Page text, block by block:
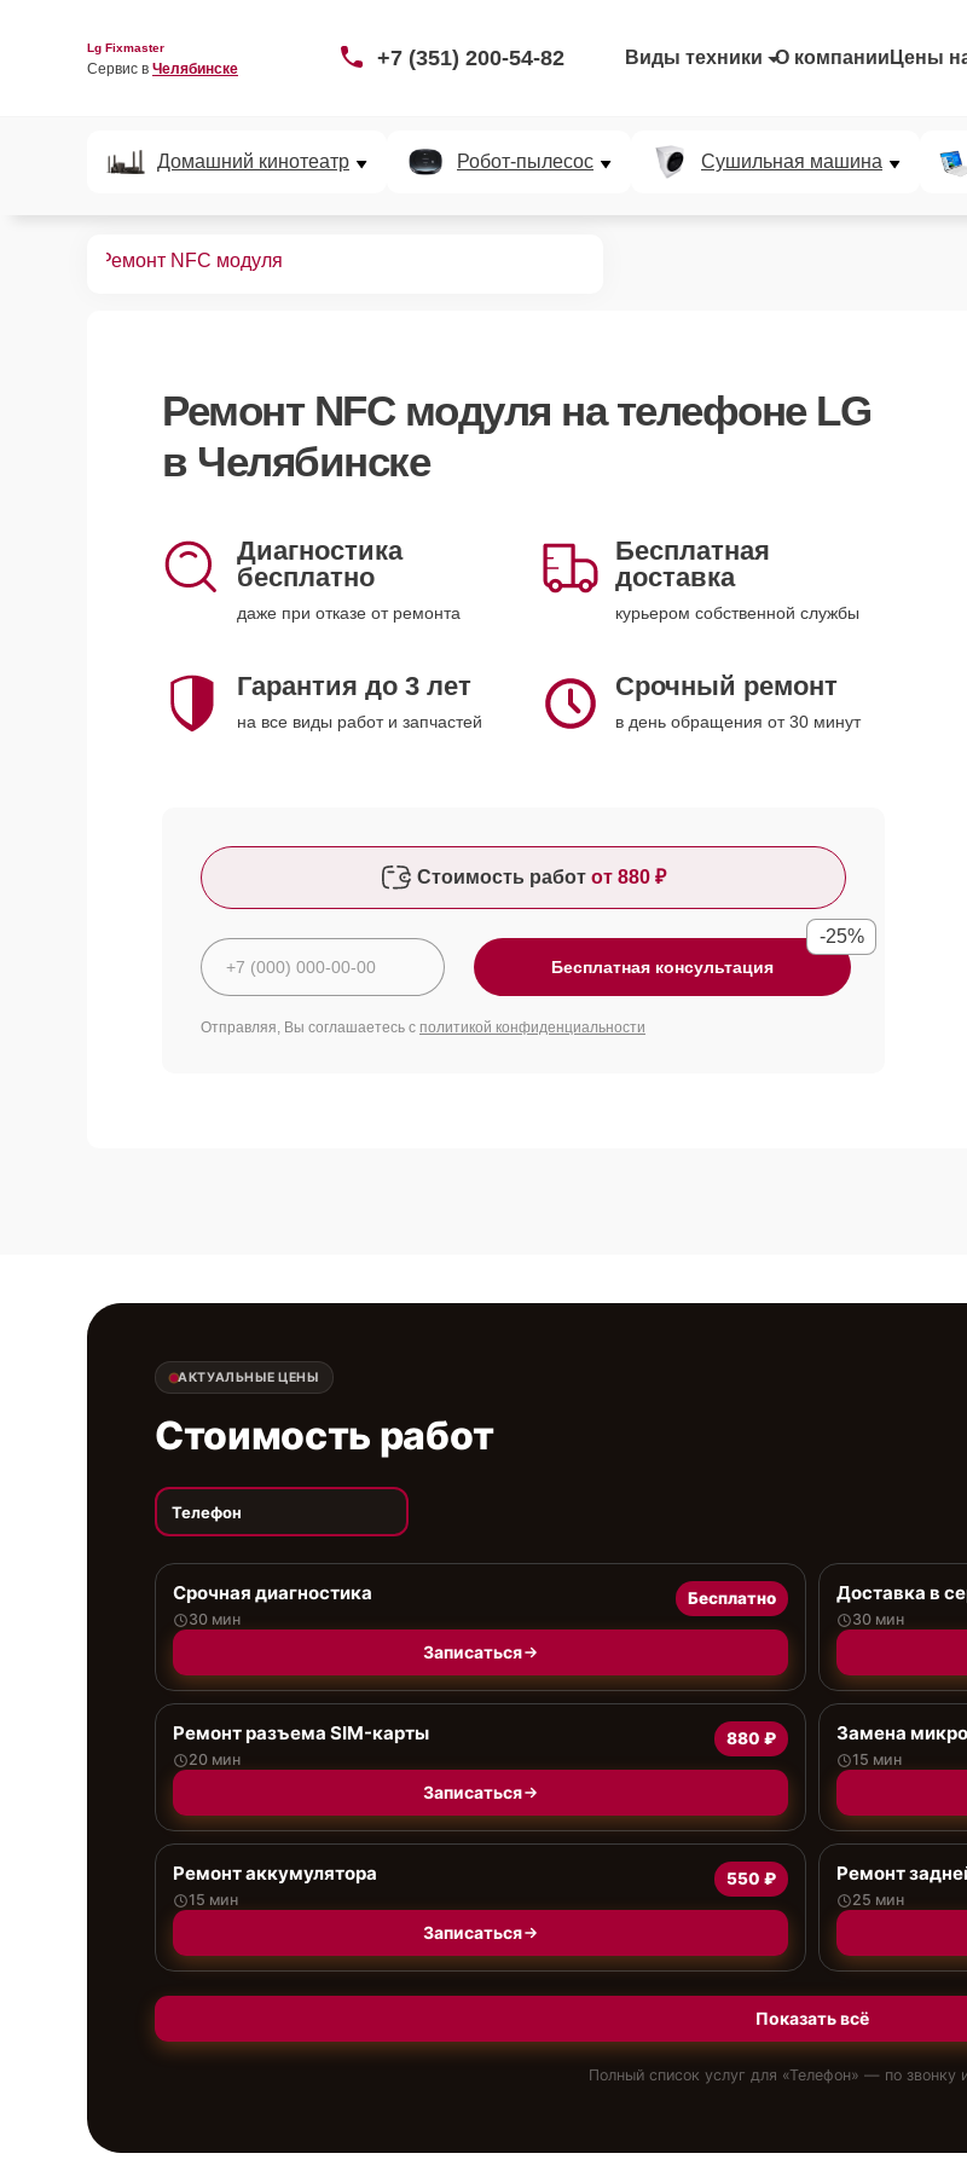
Lg Fixmaster
Сервис в Челябинске +7 (351) 200-54-82 Виды техники О компании Цены
Домашний кинотеатр Робот-пылесос Сушильная машина
Ремонт NFC модуля
Ремонт NFC модуля на телефоне LG
в Челябинске
Диагностика
бесплатно
даже при отказе от ремонта
Бесплатная
доставка
курьером собственной службы
Гарантия до 3 лет
на все виды работ и запчастей
Срочный ремонт
в день обращения от 30 минут
Стоимость работ от 880 ₽
Бесплатная консультация
-25%
Отправляя, Вы соглашаетесь с политикой конфиденциальности
АКТУАЛЬНЫЕ ЦЕНЫ
Стоимость работ
Телефон
Срочная диагностика
30 мин
Бесплатно
Записаться
Доставка в
30 мин
Ремонт разъема SIM-карты
20 мин
880 ₽
Записаться
Замена
15 мин
Ремонт аккумулятора
15 мин
550 ₽
Записаться
Ремонт
25 мин
Показать всё
Полный список услуг для «Телефон» — по звонку